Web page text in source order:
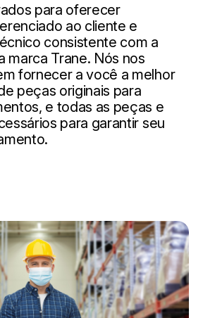
para oferecer
ao cliente e
consistente com a
marca Trane. Nós nos
fornecer a você a melhor
peças originais para
e todas as peças e
para garantir seu